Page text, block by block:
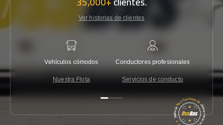
Ver historias de clientes
Vehículos cómodos
Nuestra Flota
Conductores profesionales
Servicios de conducto